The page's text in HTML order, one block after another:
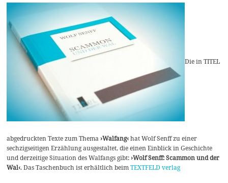
Die in TITEL
abgedruckten Texte zum Thema›Walfang‹hat Wolf Senff zu einer
sechzigseitigen Erzählung ausgestaltet, die einen Einblick in Geschichte
und derzeitige Situation des Walfangs gibt:›Wolf Senff: Scammon und der
Wal‹. Das Taschenbuch ist erhältlich beimTEXTFELD verlag